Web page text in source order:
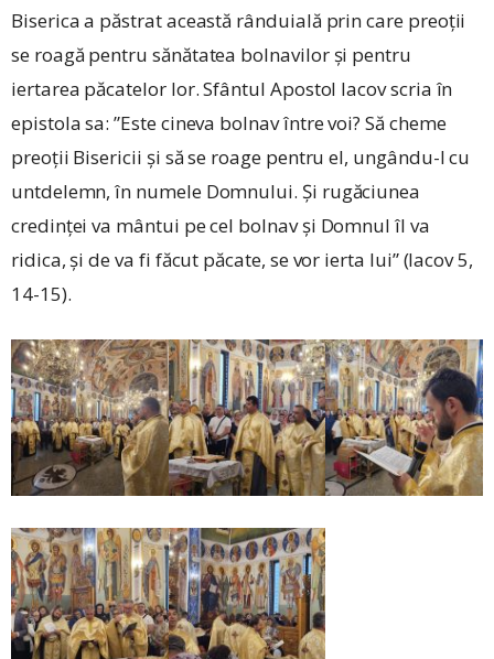
Biserica a păstrat această rânduială prin care preoții
se roagă pentru sănătatea bolnavilor și pentru
iertarea păcatelor lor. Sfântul Apostol Iacov scria în
epistola sa: ”Este cineva bolnav între voi? Să cheme
preoții Bisericii și să se roage pentru el, ungându-l cu
untdelemn, în numele Domnului. Și rugăciunea
credinței va mântui pe cel bolnav și Domnul îl va
ridica, și de va fi făcut păcate, se vor ierta lui” (Iacov 5,
14-15).